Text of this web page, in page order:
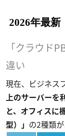
2026年最
「クラウド
違い
現在、ビジネス
上のサーバーを
と、オフィスに
型）」 の2種類が